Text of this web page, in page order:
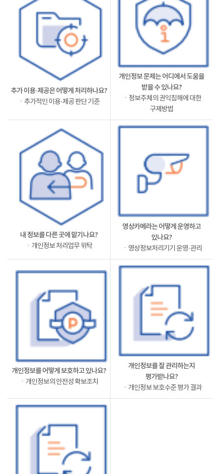
추가 이용·제공은 어떻게 처리하나요?
ㆍ추가적인 이용·제공 판단 기준
개인정보 문제는 어디에서 도움을
받을 수 있나요?
ㆍ정보주체의 권익침해에 대한
구제방법
내 정보를 다른 곳에 맡기나요?
ㆍ개인정보 처리업무 위탁
영상카메라는 어떻게 운영하고
있나요?
ㆍ영상정보처리기기 운영·관리
개인정보를 어떻게 보호하고 있나요?
ㆍ개인정보의 안전성 확보조치
개인정보를 잘 관리하는지
평가받나요?
ㆍ개인정보 보호수준 평가 결과